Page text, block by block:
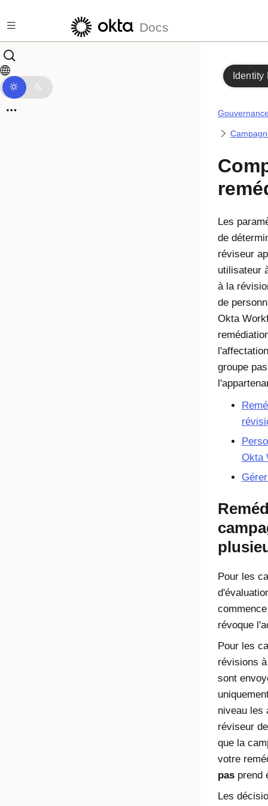
Docs
Identity
Les
de
réviseur
utilisateur
à la
de
Okta
groupe
Okta
Pour les
révoque
Pour les
révisions
sont
niveau les
réviseur
que la
votre
pasprend
Les